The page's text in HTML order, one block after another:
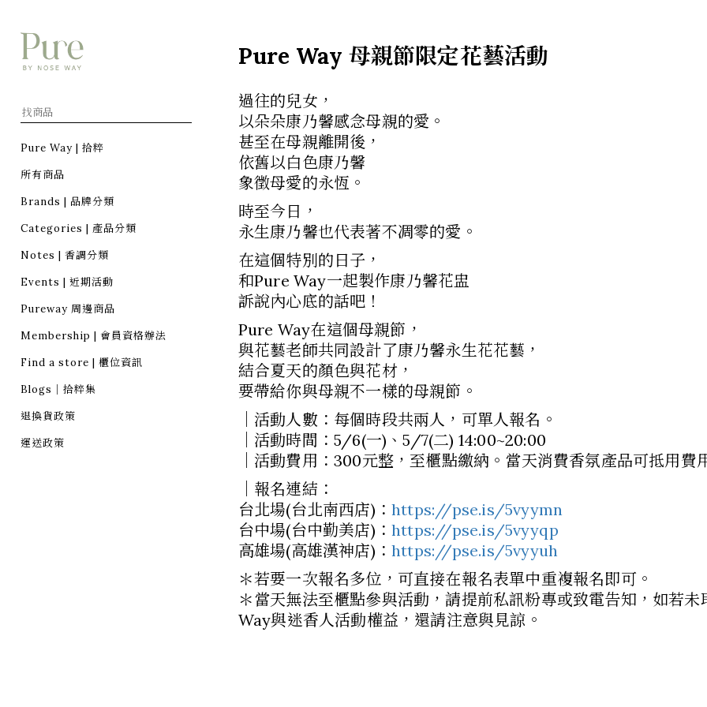
Pure Way | 拾粹
所有商品
Brands | 品牌分類
Categories | 產品分類
Notes | 香調分類
Events | 近期活動
Pureway 周邊商品
Membership | 會員資格辦法
Find a store | 櫃位資訊
Blogs｜拾粹集
退換貨政策
運送政策
Pure Way 母親節限定花藝活動
過往的兒女，
以朵朵康乃馨感念母親的愛。
甚至在母親離開後，
依舊以白色康乃馨
象徵母愛的永恆。
時至今日，
永生康乃馨也代表著不凋零的愛。
在這個特別的日子，
和Pure Way一起製作康乃馨花盅
訴說內心底的話吧！
Pure Way在這個母親節，
與花藝老師共同設計了康乃馨永生花花藝，
結合夏天的顏色與花材，
要帶給你與母親不一樣的母親節。
｜活動人數：每個時段共兩人，可單人報名。
｜活動時間：5/6(一)、5/7(二) 14:00~20:00
｜活動費用：300元整，至櫃點繳納。當天消費香氛產品可抵用費
｜報名連結：
台北場(台北南西店)：https://pse.is/5vyymn
台中場(台中勤美店)：https://pse.is/5vyyqp
高雄場(高雄漢神店)：https://pse.is/5vyyuh
＊若要一次報名多位，可直接在報名表單中重複報名即可。
＊當天無法至櫃點參與活動，請提前私訊粉專或致電告知，如若
Way與迷香人活動權益，還請注意與見諒。